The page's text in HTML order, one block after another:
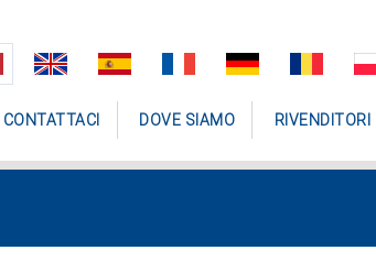
CONTATTACI DOVE SIAMO RIVENDITORI